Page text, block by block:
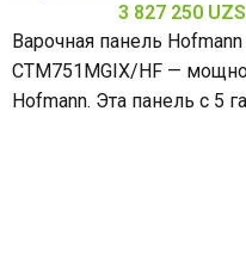
3 827 250 UZS
Варочная панель Hofmann
CTM751MGIX/HF —
Hofmann. Эта панель с 5